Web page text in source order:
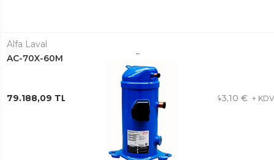
Alfa Laval
AC-70X-60M PLAKALI EŞANJÖR 3287065791
1.443,10 € + KDV
79.188,09 TL + KDV